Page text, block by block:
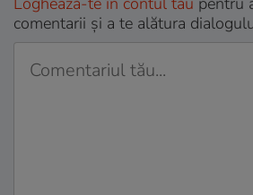
comentarii și a te alătura